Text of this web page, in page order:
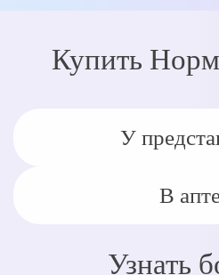
Купить
У
В
Узнать